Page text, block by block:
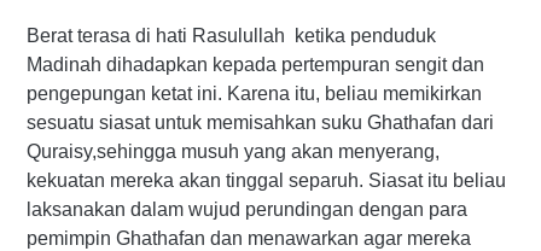
Berat terasa di hati Rasulullah ketika penduduk
Madinah dihadapkan kepada pertempuran sengit dan
pengepungan ketat ini. Karena itu, beliau memikirkan
sesuatu siasat untuk memisahkan suku Ghathafan dari
Quraisy,sehingga musuh yang akan menyerang,
kekuatan mereka akan tinggal separuh. Siasat itu beliau
laksanakan dalam wujud perundingan dengan para
pemimpin Ghathafan dan menawarkan agar mereka